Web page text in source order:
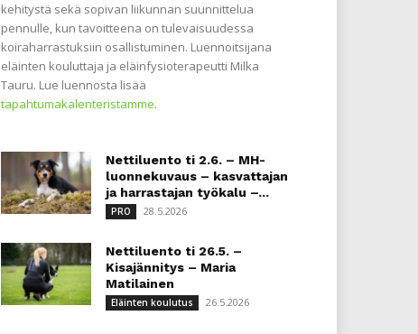
kehitystä sekä sopivan liikunnan suunnittelua
pennulle, kun tavoitteena on tulevaisuudessa
koiraharrastuksiin osallistuminen. Luennoitsijana
eläinten kouluttaja ja eläinfysioterapeutti Milka
Tauru. Lue luennosta lisää
tapahtumakalenteristamme.
Nettiluento ti 2.6. – MH-
luonnekuvaus – kasvattajan
ja harrastajan työkalu –...
PRO 28.5.2026
Nettiluento ti 26.5. –
Kisajännitys – Maria
Matilainen
Eläinten koulutus 26.5.2026